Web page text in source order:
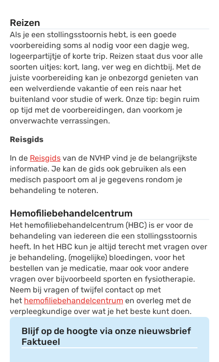
Blijf op de hoogte via onze nieuwsbrief
Faktueel
Reizen
Als je een stollingsstoornis hebt, is een goede
voorbereiding soms al nodig voor een dagje weg,
logeerpartijtje of korte trip. Reizen staat dus voor alle
soorten uitjes: kort, lang, ver weg en dichtbij. Met de
juiste voorbereiding kan je onbezorgd genieten van
een welverdiende vakantie of een reis naar het
buitenland voor studie of werk. Onze tip: begin ruim
op tijd met de voorbereidingen, dan voorkom je
onverwachte verrassingen.
Reisgids
In de Reisgids van de NVHP vind je de belangrijkste
informatie. Je kan de gids ook gebruiken als een
medisch paspoort om al je gegevens rondom je
behandeling te noteren.
Hemofiliebehandelcentrum
Het hemofiliebehandelcentrum (HBC) is er voor de
behandeling van iedereen die een stollingsstoornis
heeft. In het HBC kun je altijd terecht met vragen over
je behandeling, (mogelijke) bloedingen, voor het
bestellen van je medicatie, maar ook voor andere
vragen over bijvoorbeeld sporten en fysiotherapie.
Neem bij vragen of twijfel contact op met
het hemofiliebehandelcentrum en overleg met de
verpleegkundige over wat je het beste kunt doen.